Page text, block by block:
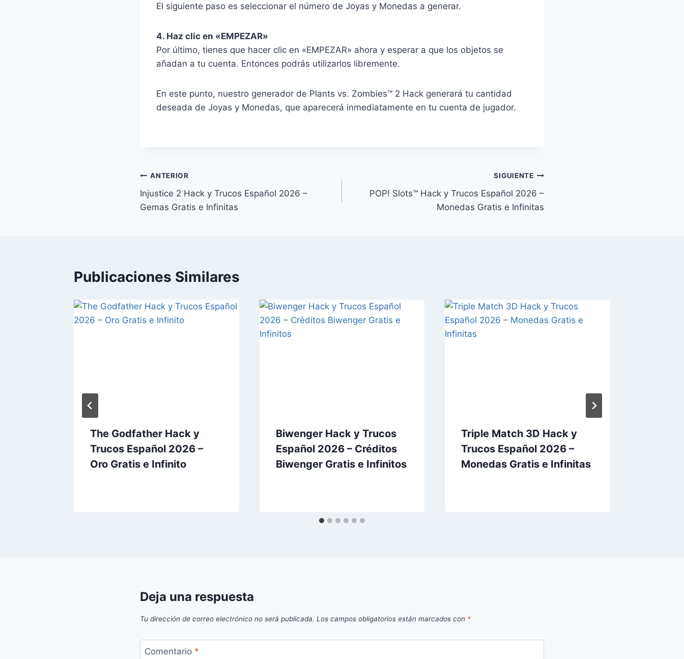
El siguiente paso es seleccionar el número de Joyas y Monedas a generar.
4. Haz clic en «EMPEZAR»
Por último, tienes que hacer clic en «EMPEZAR» ahora y esperar a que los objetos se
añadan a tu cuenta. Entonces podrás utilizarlos libremente.
En este punto, nuestro generador de Plants vs. Zombies™ 2 Hack generará tu cantidad
deseada de Joyas y Monedas, que aparecerá inmediatamente en tu cuenta de jugador.
Navegación
de
ANTERIOR
Injustice 2 Hack y Trucos Español 2026 –
Gemas Gratis e Infinitas
SIGUIENTE
POP! Slots™ Hack y Trucos Español 2026 –
Monedas Gratis e Infinitas
Publicaciones Similares
The Godfather Hack y
Trucos Español 2026 –
Oro Gratis e Infinito
Biwenger Hack y Trucos
Español 2026 – Créditos
Biwenger Gratis e Infinitos
Triple Match 3D ⁣Hack y
Trucos Español 2026 –
Monedas Gratis e Infinitas
Deja una respuesta
Tu dirección de correo electrónico no será publicada. Los campos obligatorios están marcados con *
Comentario *